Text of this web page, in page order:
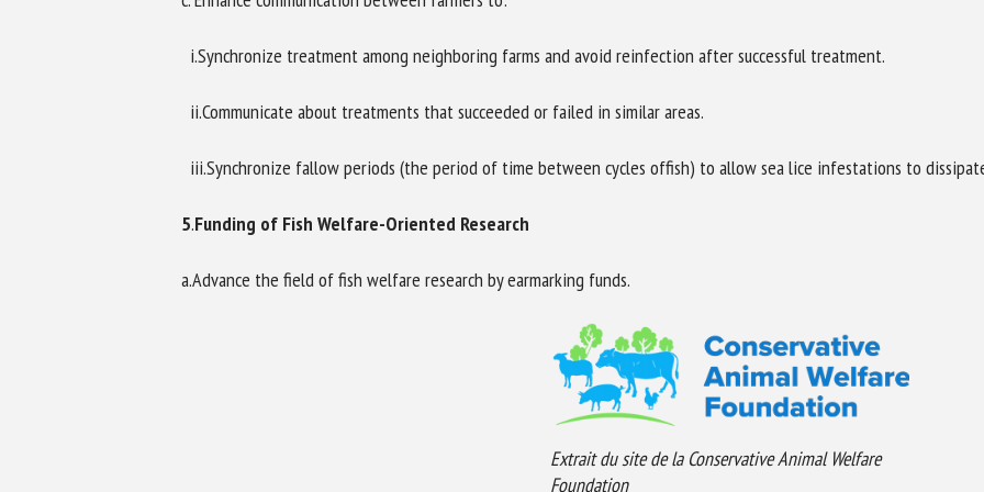
i.Synchronize treatment among neighboring farms and avoid reinfection after successful treatment.
ii.Communicate about treatments that succeeded or failed in similar areas.
iii.Synchronize fallow periods (the period of time between cycles offish) to allow sea lice infestations to
5.Funding of Fish Welfare-Oriented Research
a.Advance the field of fish welfare research by earmarking funds.
Extrait du site de la Conservative Animal Welfare
Foundation